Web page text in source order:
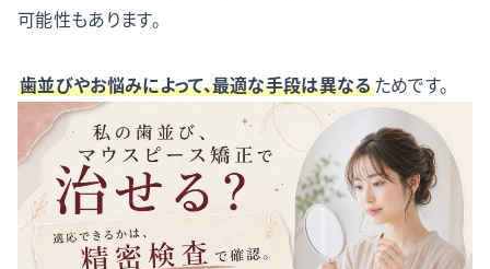
可能性もあります。
歯並びやお悩みによって、最適な手段は異なるためです。